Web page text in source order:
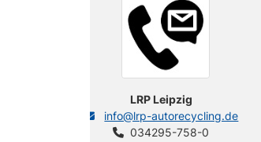
LRP Leipzig
info@lrp-autorecycling.de
034295-758-0